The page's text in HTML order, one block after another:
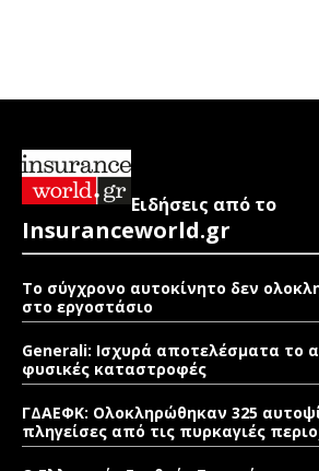
Ειδήσεις από το
Insuranceworld.gr
Το σύγχρονο αυτοκίνητο δεν
στο εργοστάσιο
Generali: Ισχυρά αποτελέσματα το
φυσικές καταστροφές
ΓΔΑΕΦΚ: Ολοκληρώθηκαν 325
πληγείσες από τις πυρκαγιές